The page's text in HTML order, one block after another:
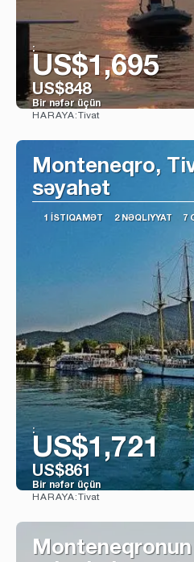
:
US$1,695
US$848
Bir nəfər üçün
HARAYA:Tivat
Monteneqro,
səyahət
1 İSTIQAMƏT 2 NƏQLIYYAT 7
:
US$1,721
US$861
Bir nəfər üçün
HARAYA:Tivat